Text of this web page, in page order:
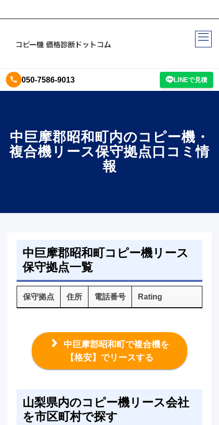
050-7586-9013 LINEで見積
中巨摩郡昭和町内のコピー機・
複合機リース保守拠点口コミ情
報
中巨摩郡昭和町コピー機リース
保守拠点一覧
保守拠点 住所 電話番号 Rating
中巨摩郡昭和町で複合機を
【格安】でリースする
山梨県内のコピー機リース会社
を市区町村で探す